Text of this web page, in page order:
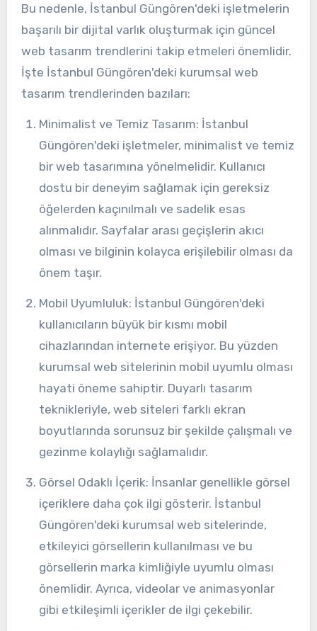
Bu nedenle, İstanbul Güngören'deki işletmelerin
başarılı bir dijital varlık oluşturmak için güncel
web tasarım trendlerini takip etmeleri önemlidir.
İşte İstanbul Güngören'deki kurumsal web
tasarım trendlerinden bazıları:
Minimalist ve Temiz Tasarım: İstanbul
Güngören'deki işletmeler, minimalist ve temiz
bir web tasarımına yönelmelidir. Kullanıcı
dostu bir deneyim sağlamak için gereksiz
öğelerden kaçınılmalı ve sadelik esas
alınmalıdır. Sayfalar arası geçişlerin akıcı
olması ve bilginin kolayca erişilebilir olması da
önem taşır.
Mobil Uyumluluk: İstanbul Güngören'deki
kullanıcıların büyük bir kısmı mobil
cihazlarından internete erişiyor. Bu yüzden
kurumsal web sitelerinin mobil uyumlu olması
hayati öneme sahiptir. Duyarlı tasarım
teknikleriyle, web siteleri farklı ekran
boyutlarında sorunsuz bir şekilde çalışmalı ve
gezinme kolaylığı sağlamalıdır.
Görsel Odaklı İçerik: İnsanlar genellikle görsel
içeriklere daha çok ilgi gösterir. İstanbul
Güngören'deki kurumsal web sitelerinde,
etkileyici görsellerin kullanılması ve bu
görsellerin marka kimliğiyle uyumlu olması
önemlidir. Ayrıca, videolar ve animasyonlar
gibi etkileşimli içerikler de ilgi çekebilir.